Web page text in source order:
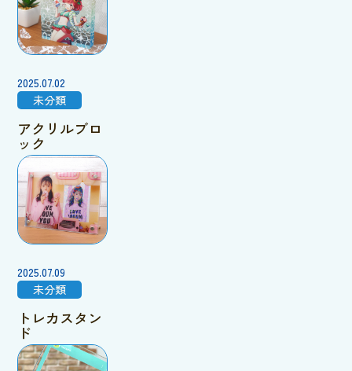
2025.07.02
未分類
アクリルブロ
ック
2025.07.09
未分類
トレカスタン
ド